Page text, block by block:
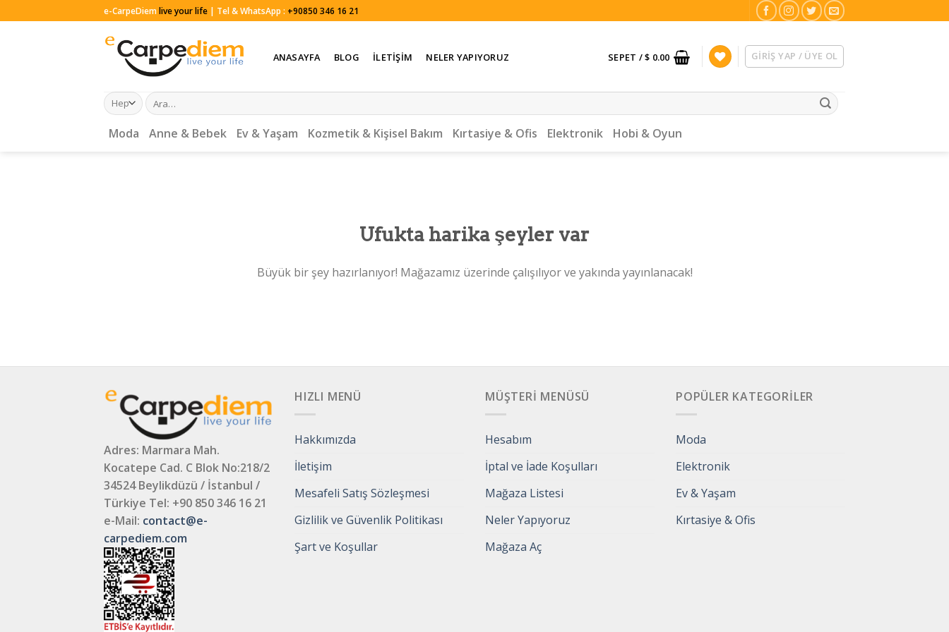
to
e-CarpeDiemlive your life | Tel & WhatsApp : +90850 346 16 21
ANASAYFA BLOG İLETIŞIM NELER YAPIYORUZ SEPET /$ 0.00 GIRIŞ YAP / ÜYE OL
Ara:
Moda Anne & Bebek Ev & Yaşam Kozmetik & Kişisel Bakım Kırtasiye & Ofis Elektronik Hobi & Oyun
Ufukta harika şeyler var
Büyük bir şey hazırlanıyor! Mağazamız üzerinde çalışılıyor ve yakında yayınlanacak!
Adres: Marmara Mah.
Kocatepe Cad. C Blok No:218/2
34524 Beylikdüzü / İstanbul /
Türkiye Tel: +90 850 346 16 21
e-Mail: contact@e-
carpediem.com
HIZLI MENÜ
Hakkımızda
İletişim
Mesafeli Satış Sözleşmesi
Gizlilik ve Güvenlik Politikası
Şart ve Koşullar
MÜŞTERI MENÜSÜ
Hesabım
İptal ve İade Koşulları
Mağaza Listesi
Neler Yapıyoruz
Mağaza Aç
POPÜLER KATEGORILER
Moda
Elektronik
Ev & Yaşam
Kırtasiye & Ofis